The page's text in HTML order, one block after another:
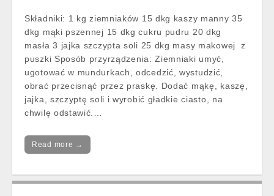
Składniki: 1 kg ziemniaków 15 dkg kaszy manny 35
dkg mąki pszennej 15 dkg cukru pudru 20 dkg
masła 3 jajka szczypta soli 25 dkg masy makowej z
puszki Sposób przyrządzenia: Ziemniaki umyć,
ugotować w mundurkach, odcedzić, wystudzić,
obrać przecisnąć przez praskę. Dodać mąkę, kaszę,
jajka, szczyptę soli i wyrobić gładkie ciasto, na
chwilę odstawić.…
Read more →